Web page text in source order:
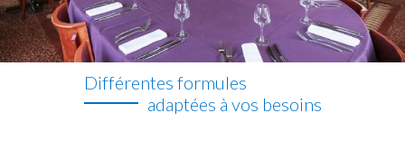
Différentes formules
adaptées à vos besoins